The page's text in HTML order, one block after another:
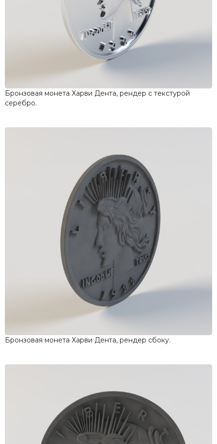
Бронзовая монета Харви Дента, рендер с текстурой
серебро.
Бронзовая монета Харви Дента, рендер сбоку.